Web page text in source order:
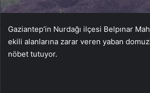
Gaziantep’in Nurdağı ilçesi Belpınar
ekili alanlarına zarar veren yaban
nöbet tutuyor.